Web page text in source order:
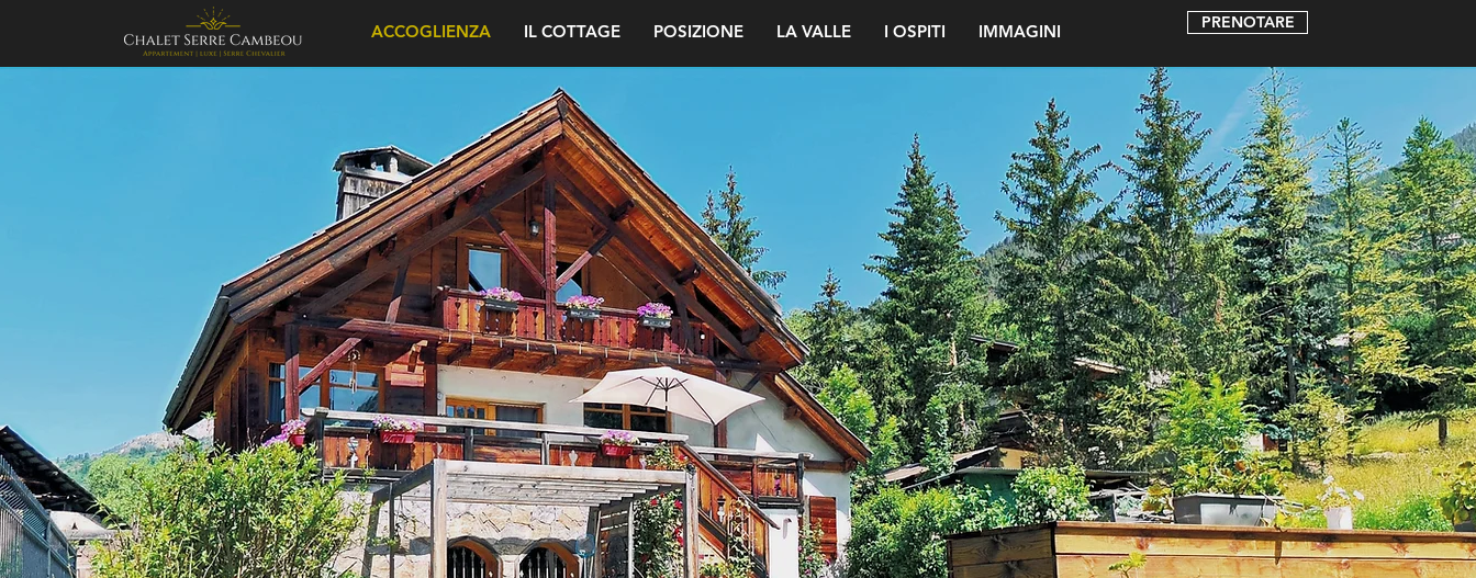
ACCOGLIENZA IL COTTAGE POSIZIONE LA VALLE I OSPITI IMMAGINI PRENOTARE